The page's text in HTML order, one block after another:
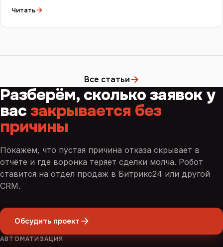
Читать→
Все статьи→
Разберём, сколько заявок у
васзакрывается без
причины
Покажем, что пустая причина отказа скрывает в
отчёте и где воронка теряет сделки молча. Робот
ставится на отдел продаж в Битрикс24 или другой
CRM.
Обсудить проект
АВТОМАТИЗАЦИЯ